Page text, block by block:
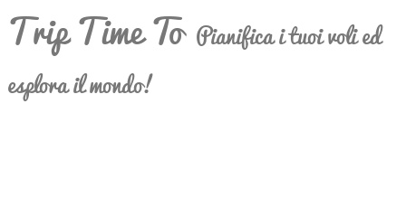
Trip Time To Pianifica i tuoi voli ed
esplora il mondo!